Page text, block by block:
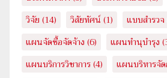
วิจัย (14) วิสัยทัศน์(1) แบบสำรวจ
แผนจัดซื้อจัดจ้าง (6) แผนทำนุบำรุง
แผนบริการวิชาการ(4) แผนบริหารจัด